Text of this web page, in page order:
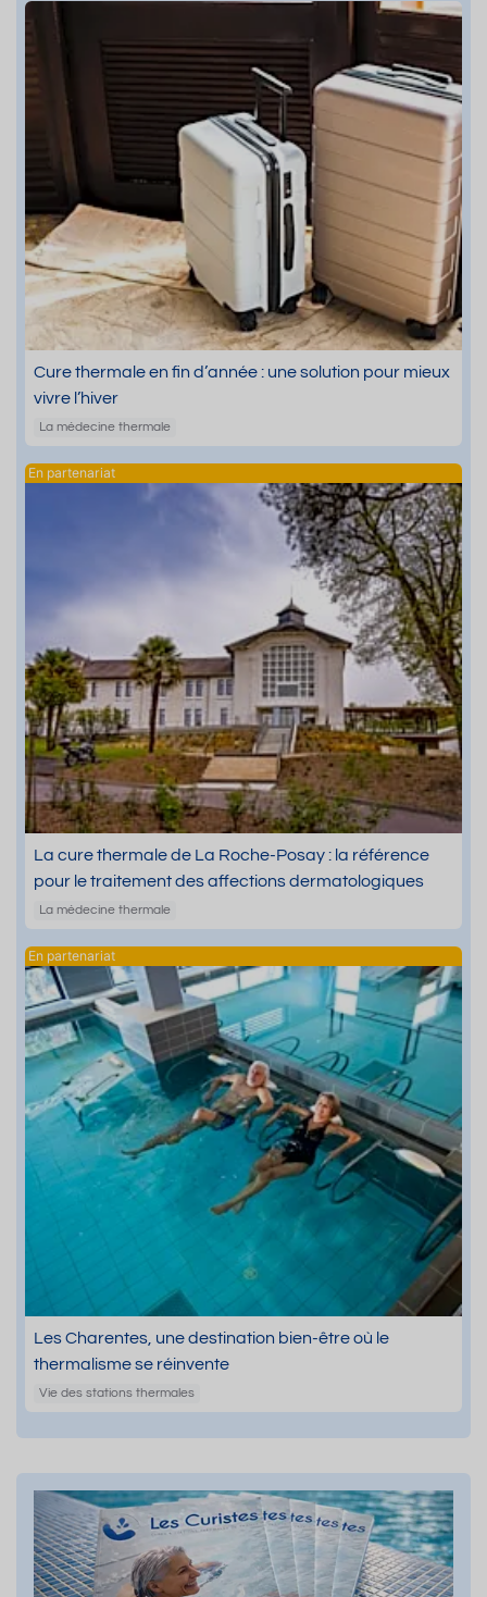
Cure thermale en fin d’année : une solution pour mieux
vivre l’hiver
La médecine thermale
La cure thermale de La Roche-Posay : la référence
pour le traitement des affections dermatologiques
La médecine thermale
Les Charentes, une destination bien-être où le
thermalisme se réinvente
Vie des stations thermales